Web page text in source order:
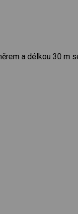
a délkou 30 m